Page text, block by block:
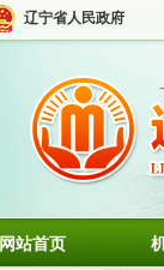
辽宁省人民政府
网站首页